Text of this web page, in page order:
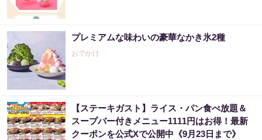
プレミアムな味わいの豪華なかき氷2種
おでかけ
【ステーキガスト】ライス・パン食べ放題＆
スープバー付きメニュー1111円はお得！最新
クーポンを公式Xで公開中《9月23日まで》